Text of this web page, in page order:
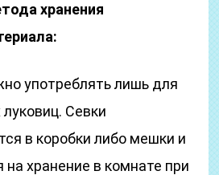
хранения
употреблять лишь для
Севки
в коробки либо мешки и
на хранение в комнате при